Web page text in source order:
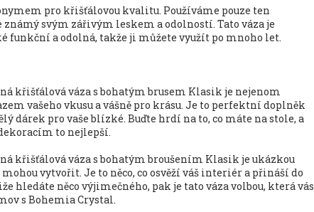
pro křišťálovou kvalitu. Používáme pouze ten
svým zářivým leskem a odolností. Tato váza je
funkční a odolná, takže ji můžete využít po mnoho let.
křišťálová váza s bohatým brusem Klasik je nejenom
vašeho vkusu a vášně pro krásu. Je to perfektní doplněk
dárek pro vaše blízké. Buďte hrdí na to, co máte na stole, a
to nejlepší.
křišťálová váza s bohatým broušením Klasik je ukázkou
vytvořit. Je to něco, co osvěží váš interiér a přináší do
hledáte něco výjimečného, pak je tato váza volbou, která vás
s Bohemia Crystal.